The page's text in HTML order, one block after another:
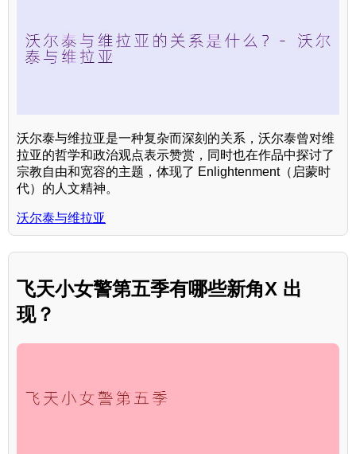
沃尔泰与维拉亚是一种复杂而深刻的关系，沃尔泰曾对维
拉亚的哲学和政治观点表示赞赏，同时也在作品中探讨了
宗教自由和宽容的主题，体现了 Enlightenment（启蒙时
代）的人文精神。
沃尔泰与维拉亚
飞天小女警第五季有哪些新角X 出
现？